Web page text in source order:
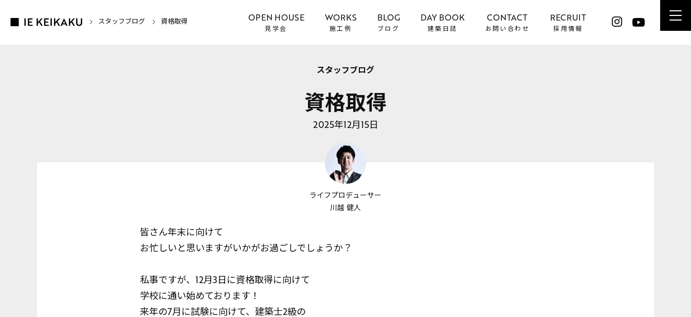
スタッフブログ 資格取得 OPEN HOUSE
見学会
WORKS
施工例
BLOG
ブログ
DAY BOOK
建築日誌
CONTACT
お問い合わせ
RECRUIT
採用情報
スタッフブログ
資格取得
2025年12月15日
ライフプロデューサー
川越 健人
皆さん年末に向けて
お忙しいと思いますがいかがお過ごしでしょうか？
私事ですが、12月3日に資格取得に向けて
学校に通い始めております！
来年の7月に試験に向けて、建築士2級の